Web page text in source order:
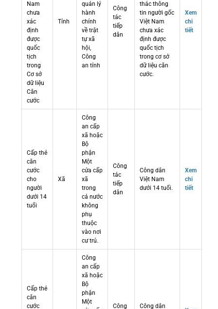
Nam
chưa
xác
định
được
quốc
tịch
trong
Cơ sở
dữ liệu
Căn
cước
Tỉnh
quản lý
hành
chính
về trật
tự xã
hội,
Công
an tỉnh
Công
tác
tiếp
dân
thác thông
tin người gốc
Việt Nam
chưa xác
định được
quốc tịch
trong cơ sở
dữ liệu căn
cước.
Xem
chi
tiết
Cấp thẻ
căn
cước
cho
người
dưới 14
tuổi
Xã
Công
an cấp
xã hoặc
Bộ
phận
Một
cửa cấp
xã
trong
cả nước
không
phụ
thuộc
vào nơi
cư trú.
Công
tác
tiếp
dân
Công dân
Việt Nam
dưới 14 tuổi.
Xem
chi
tiết
Cấp thẻ
căn
cước
Công
an cấp
xã hoặc
Bộ
phận
Một
Công
Công dân